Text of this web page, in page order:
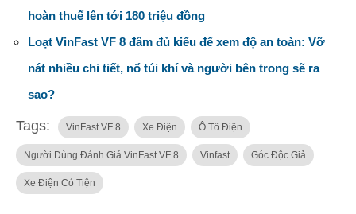
hoàn thuế lên tới 180 triệu đồng
Loạt VinFast VF 8 đâm đủ kiểu để xem độ an toàn: Vỡ
nát nhiều chi tiết, nổ túi khí và người bên trong sẽ ra
sao?
Tags: VinFast VF 8 Xe Điện Ô Tô Điện
Người Dùng Đánh Giá VinFast VF 8 Vinfast Góc Độc Giả
Xe Điện Có Tiện